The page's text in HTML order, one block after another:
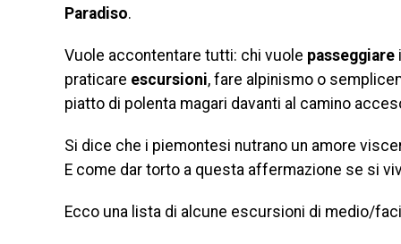
Paradiso.
Vuole accontentare tutti: chi vuole passeggiare
praticare escursioni, fare alpinismo o
piatto di polenta magari davanti al camino
Si dice che i piemontesi nutrano un amore
E come dar torto a questa affermazione se si
Ecco una lista di alcune escursioni di medio/